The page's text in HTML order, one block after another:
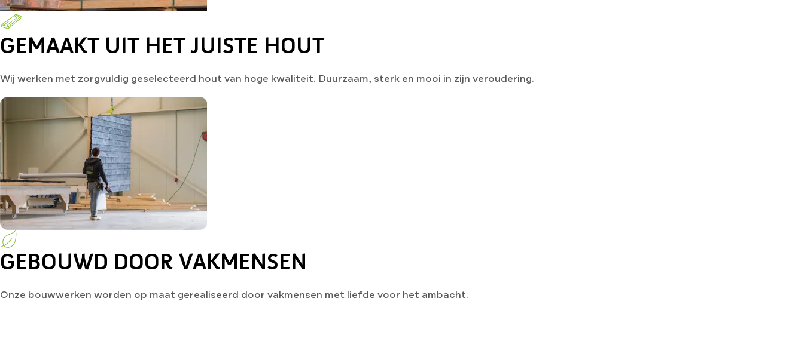
GEMAAKT UIT HET JUISTE HOUT
Wij werken met zorgvuldig geselecteerd hout van hoge kwaliteit. Duurzaam, sterk en mooi in zijn veroudering.
GEBOUWD DOOR VAKMENSEN
Onze bouwwerken worden op maat gerealiseerd door vakmensen met liefde voor het ambacht.